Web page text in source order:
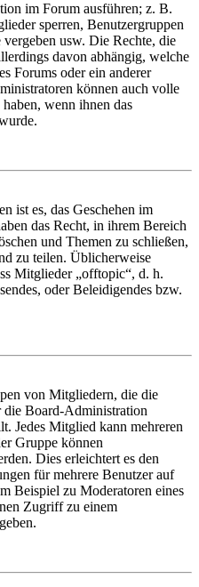
im Forum ausführen; z. B.
sperren, Benutzergruppen
usw. Die Rechte, die
davon abhängig, welche
Forums oder ein anderer
können auch volle
wenn ihnen das
ist es, das Geschehen im
das Recht, in ihrem Bereich
und Themen zu schließen,
zu teilen. Üblicherweise
Mitglieder „offtopic“, d. h.
oder Beleidigendes bzw.
von Mitgliedern, die die
Board-Administration
Jedes Mitglied kann mehreren
Gruppe können
Dies erleichtert es den
für mehrere Benutzer auf
Beispiel zu Moderatoren eines
Zugriff zu einem